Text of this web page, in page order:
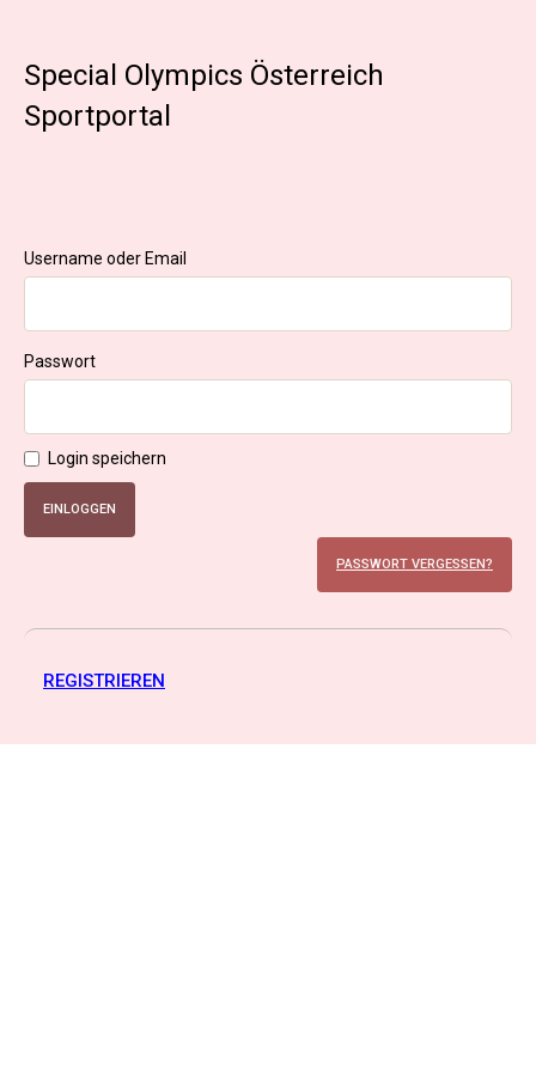
Special Olympics Österreich
Sportportal
Username oder Email
Passwort
Login speichern
EINLOGGEN
PASSWORT VERGESSEN?
REGISTRIEREN